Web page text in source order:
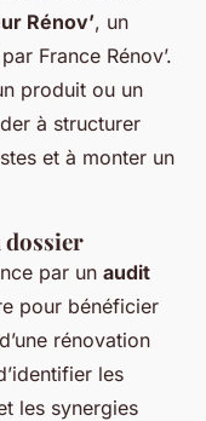
Rénov’, un
France Rénov’.
produit ou un
à structurer
et à monter un
dossier
par un audit
pour bénéficier
rénovation
les
les synergies